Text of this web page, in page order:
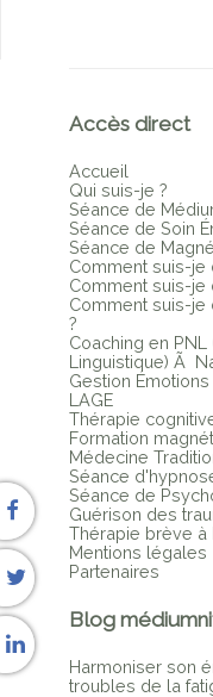
Accès direct
Accueil
Qui suis-je ?
Séance de
Séance de Soin
Séance de
Comment suis-je
Comment suis-je
Comment suis-je
?
Coaching en
Linguistique) Ã
Gestion
LAGE
Thérapie
Formation
Médecine
Séance
Séance de
Guérison des
Thérapie brève à
Mentions légales
Partenaires
Blog
Harmoniser son
troubles de la